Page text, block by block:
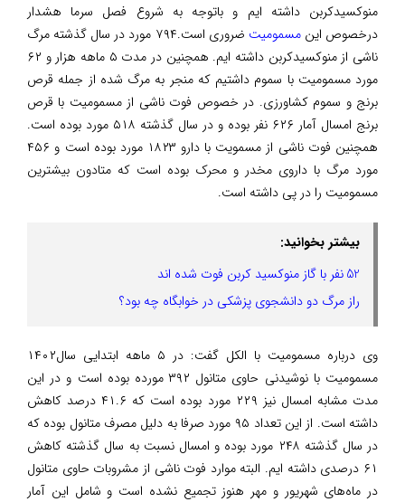
منوکسیدکربن داشته ایم و باتوجه به شروع فصل سرما هشدار
درخصوص اینمسمومیت
ضروری است.۷۹۴ مورد در سال گذشته مرگ
ناشی از منوکسیدکربن داشته ایم. همچنین در مدت ۵ ماهه هزار و ۶۲
مورد مسمومیت با سموم داشتیم که منجر به مرگ شده از جمله قرص
برنج و سموم کشاورزی. در خصوص فوت ناشی از مسمومیت با قرص
برنج امسال آمار ۶۲۶ نفر بوده و در سال گذشته ۵۱۸ مورد بوده است.
همچنین فوت ناشی از مسمویت با دارو ۱۸۲۳ مورد بوده است و ۴۵۶
مورد مرگ با داروی مخدر و محرک بوده است که متادون بیشترین
مسمومیت را در پی داشته است.
بیشتر بخوانید:
52 نفر با گاز منوکسید کربن فوت شده اند
راز مرگ دو دانشجوی پزشکی در خوابگاه چه بود؟
وی درباره مسمومیت با الکل گفت: در ۵ ماهه ابتدایی سال۱۴۰۲
مسمومیت با نوشیدنی حاوی متانول ۳۹۲ مورده بوده است و در این
مدت مشابه امسال نیز ۲۲۹ مورد بوده است که ۴۱.۶ درصد کاهش
داشته است. از این تعداد ۹۵ مورد صرفا به دلیل مصرف متانول بوده که
در سال گذشته ۲۴۸ مورد بوده و امسال نسبت به سال گذشته کاهش
۶۱ درصدی داشته ایم. البته موارد فوت ناشی از مشروبات حاوی متانول
در ماه‌های شهریور و مهر هنوز تجمیع نشده است و شامل این آمار